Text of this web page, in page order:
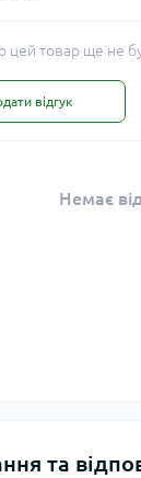
цей товар ще не
відгук
Немає
та